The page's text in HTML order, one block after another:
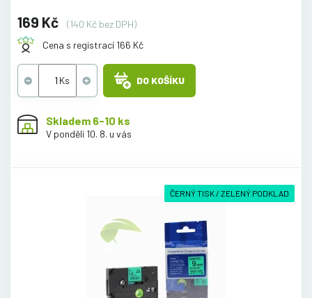
169 Kč
(140 Kč bez DPH)
Cena s registrací 166 Kč
DO KOŠÍKU
Skladem 6-10 ks
V pondělí 10. 8. u vás
ČERNÝ TISK / ZELENÝ PODKLAD